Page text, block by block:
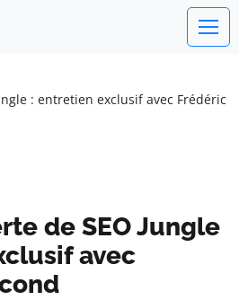
: entretien exclusif avec Frédéric
de SEO Jungle
avec